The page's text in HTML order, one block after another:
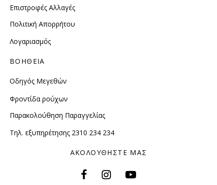
Επιστροφές Αλλαγές
Πολιτική Απορρήτου
Λογαριασμός
ΒΟΗΘΕΙΑ
Οδηγός Μεγεθών
Φροντίδα ρούχων
Παρακολούθηση Παραγγελίας
Τηλ. εξυπηρέτησης 2310 234 234
ΑΚΟΛΟΥΘΗΣΤΕ ΜΑΣ